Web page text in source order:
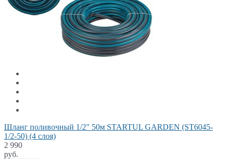
Шланг поливочный 1/2" 50м STARTUL GARDEN (ST6045-
1/2-50) (4 слоя)
2 990
руб.